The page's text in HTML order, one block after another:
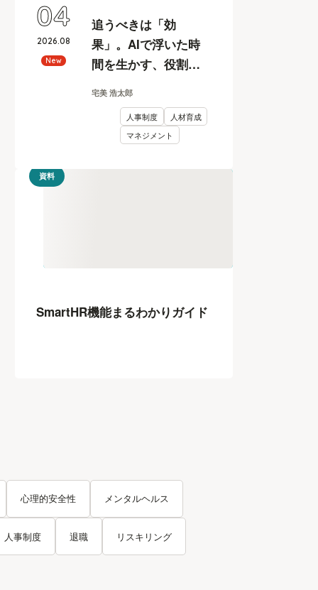
追うべきは「効
果」。AIで浮いた時
間を生かす、役割と
宅美 浩太郎
人事制度
人材育成
マネジメント
2026.08
04
New
資料
SmartHR機能まるわかりガイド
心理的安全性 メンタルヘルス
人事制度 退職 リスキリング